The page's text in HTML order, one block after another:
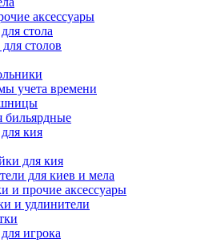
аксессуары
стола
столов
учета времени
бильярдные
кия
для кия
для киев и мела
и прочие аксессуары
и удлинители
игрока